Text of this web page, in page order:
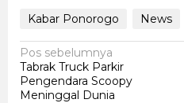
Kabar Ponorogo News
Navigasi
pos
Pos sebelumnya
Tabrak Truck Parkir
Pengendara Scoopy
Meninggal Dunia